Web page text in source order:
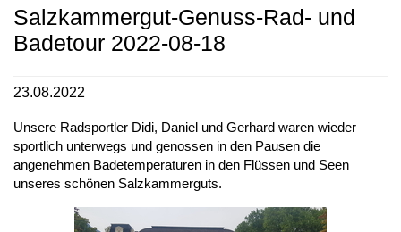
Salzkammergut-Genuss-Rad- und
Badetour 2022-08-18
23.08.2022
Unsere Radsportler Didi, Daniel und Gerhard waren wieder
sportlich unterwegs und genossen in den Pausen die
angenehmen Badetemperaturen in den Flüssen und Seen
unseres schönen Salzkammerguts.